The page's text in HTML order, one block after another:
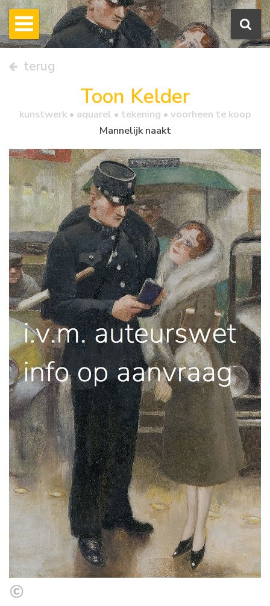
terug
Toon Kelder
kunstwerk • aquarel • tekening • voorheen te koop
Mannelijk naakt